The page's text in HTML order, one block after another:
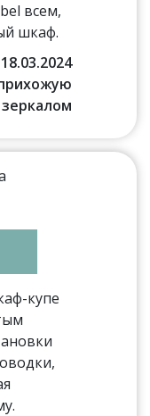
всем,
шкаф.
купе